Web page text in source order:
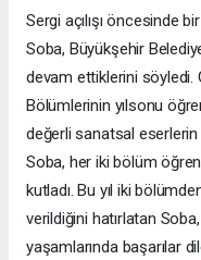
Sergi açılışı öncesinde
Soba, Büyükşehir
devam ettiklerini söyledi.
Bölümlerinin yılsonu
değerli sanatsal
Soba, her iki bölüm
kutladı. Bu yıl iki
verildiğini hatırlatan
yaşamlarında başarılar